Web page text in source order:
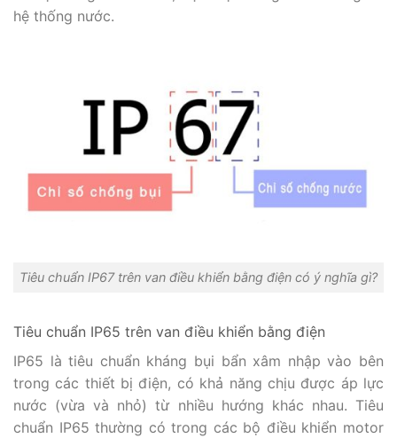
hệ thống nước.
Tiêu chuẩn IP67 trên van điều khiển bằng điện có ý nghĩa gì?
Tiêu chuẩn IP65 trên van điều khiển bằng điện
IP65 là tiêu chuẩn kháng bụi bẩn xâm nhập vào bên
trong các thiết bị điện, có khả năng chịu được áp lực
nước (vừa và nhỏ) từ nhiều hướng khác nhau. Tiêu
chuẩn IP65 thường có trong các bộ điều khiển motor